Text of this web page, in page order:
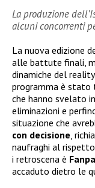
La produzione
alcuni concorrenti
La nuova edizione
alle battute finali,
dinamiche del
programma è
che hanno svelato
eliminazioni e
situazione che
con decisione,
naufraghi al
i retroscena è
accaduto dietro le